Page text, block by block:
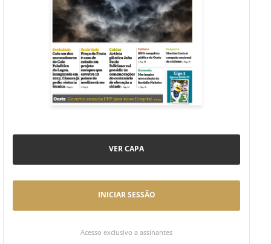
VER CAPA
INICIAR SESSÃO
Acesso exclusivo a assinantes